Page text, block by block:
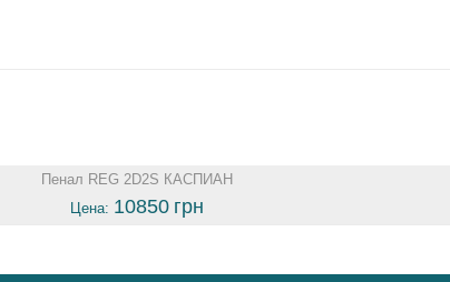
Пенал REG 2D2S КАСПИАН
Цена: 10850 грн